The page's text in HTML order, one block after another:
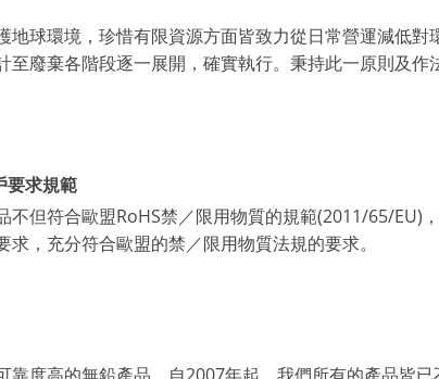
地球環境，珍惜有限資源方面皆致力從日常營運減低
至廢棄各階段逐一展開，確實執行。秉持此一原則及作
要求規範
不但符合歐盟RoHS禁／限用物質的規範(2011/65/EU)
求，充分符合歐盟的禁／限用物質法規的要求。